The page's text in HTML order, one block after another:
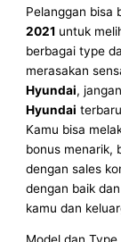
Pelanggan bisa
2021 untuk
berbagai type
merasakan
Hyundai,
Hyundai
Kamu bisa
bonus menarik,
dengan sales
dengan baik
kamu dan